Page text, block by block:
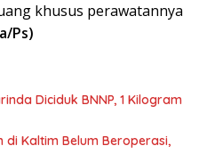
khusus perawatannya
Ps)
Diciduk BNNP, 1 Kilogram
di Kaltim Belum Beroperasi,